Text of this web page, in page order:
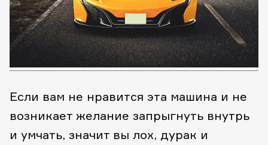
Если вам не нравится эта машина и не
возникает желание запрыгнуть внутрь
и умчать, значит вы лох, дурак и